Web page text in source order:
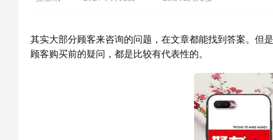
其实大部分顾客来咨询的问题，在文章都能找到答案。但
顾客购买前的疑问，都是比较有代表性的。